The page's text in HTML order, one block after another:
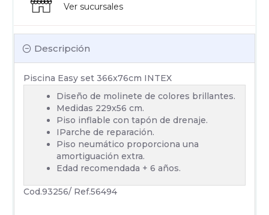
Descripción
Piscina Easy set 366x76cm INTEX
Diseño de molinete de colores brillantes.
Medidas 229x56 cm.
Piso inflable con tapón de drenaje.
IParche de reparación.
Piso neumático proporciona una
amortiguación extra.
Edad recomendada + 6 años.
Cod.93256/ Ref.56494
Ver sucursales